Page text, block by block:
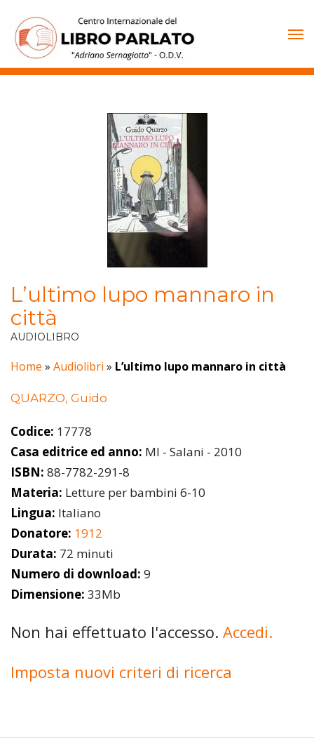
contenuto
L’ultimo lupo mannaro in
città
AUDIOLIBRO
Home » Audiolibri » L’ultimo lupo mannaro in città
QUARZO, Guido
Codice: 17778
Casa editrice ed anno: MI - Salani - 2010
ISBN: 88-7782-291-8
Materia: Letture per bambini 6-10
Lingua: Italiano
Donatore: 1912
Durata: 72 minuti
Numero di download: 9
Dimensione: 33Mb
Non hai effettuato l'accesso. Accedi.
Imposta nuovi criteri di ricerca